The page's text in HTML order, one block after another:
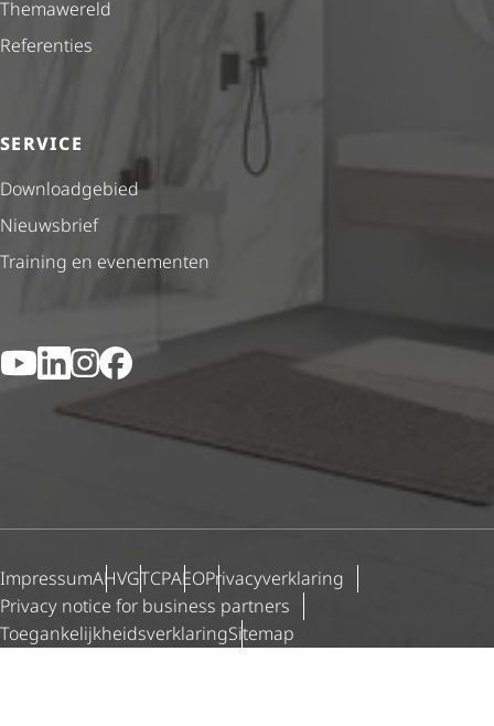
Themawereld
Referenties
SERVICE
Downloadgebied
Nieuwsbrief
Training en evenementen
YouTubeLinkedIn
Instagram
Facebook
ImpressumAHVGTCPAEOPriva­cy­ver­kla­ring
Privacy notice for business partners
Toegan­ke­lijk­heids­ver­kla­ringSitemap